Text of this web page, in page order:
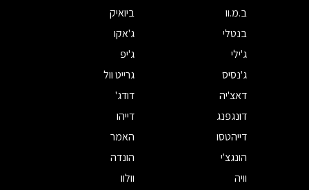
ב.מ.וו
ביואיק
בנטלי
ג'אקו
ג'ילי
ג'יפ
ג'נסיס
גרייט וול
דאצ'יה
דודג'
דונגפנג
דייהו
דייהטסו
האמר
הונגצ'י
הונדה
וויה
וולוו